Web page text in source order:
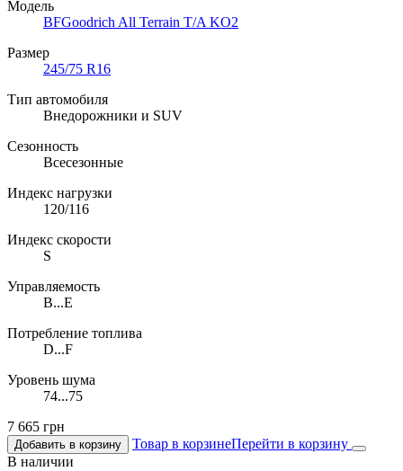
Модель
BFGoodrich All Terrain T/A KO2
Размер
245/75 R16
Тип автомобиля
Внедорожники и SUV
Сезонность
Всесезонные
Индекс нагрузки
120/116
Индекс скорости
S
Управляемость
B...E
Потребление топлива
D...F
Уровень шума
74...75
7 665 грн
Добавить в корзину Товар в корзинеПерейти в корзину
В наличии